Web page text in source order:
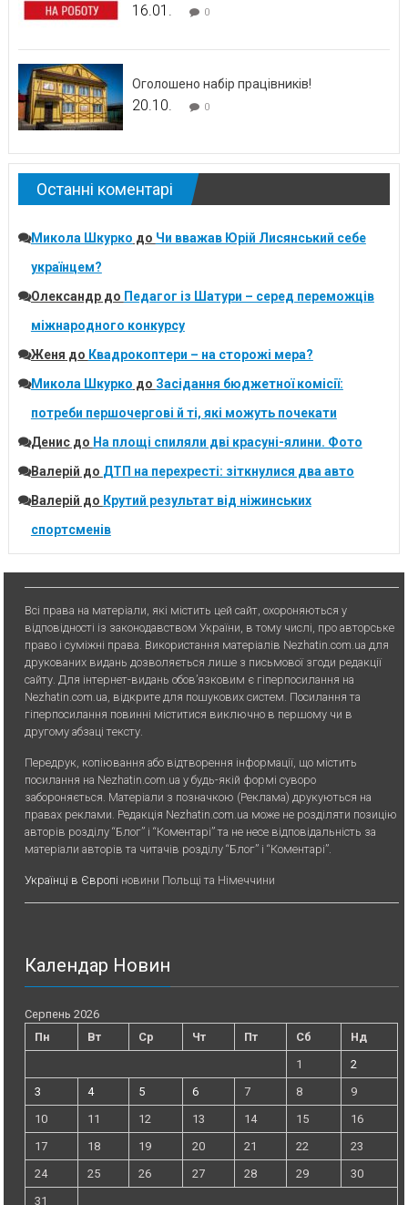
16.01. 0
Оголошено набір працівників!
20.10. 0
Останні коментарі
Микола Шкурко до Чи вважав Юрій Лисянський себе
українцем?
Олександрдо Педагог із Шатури – серед переможців
міжнародного конкурсу
Женя до Квадрокоптери – на сторожі мера?
Микола Шкурко до Засідання бюджетної комісії:
потреби першочергові й ті, які можуть почекати
Денисдо На площі спиляли дві красуні-ялини. Фото
Валерій до ДТП на перехресті: зіткнулися два авто
Валерій до Крутий результат від ніжинських
спортсменів
Всі права на матеріали, які містить цей сайт, охороняються у
відповідності із законодавством України, в тому числі, про авторське
право і суміжні права. Використання матерiалiв Nezhatin.com.ua для
друкованих видань дозволяється лише з письмової згоди редакції
сайту. Для iнтернет-видань обов’язковим є гiперпосилання на
Nezhatin.com.ua, відкрите для пошукових систем. Посилання та
гіперпосилання повинні міститися виключно в першому чи в
другому абзаці тексту.
Передрук, копiювання або вiдтворення iнформацiї, що мiстить
посилання на Nezhatin.com.ua у будь-якiй формi суворо
забороняється. Матеріали з позначкою (Реклама) друкуються на
правах реклами. Редакція Nezhatin.com.ua може не розділяти позицію
авторів розділу “Блог” і “Коментарі” та не несе відповідальність за
матеріали авторів та читачів розділу “Блог” і “Коментарі”.
Українці в Європі новини Польщі та Німеччини
Календар Новин
Серпень 2026
Пн
Вт Ср Чт Пт Сб
Нд
1
2
3
4 5 6 7 8
9
10
11 12 13 14 15
16
17
18 19 20 21 22
23
24
25 26 27 28 29
30
31